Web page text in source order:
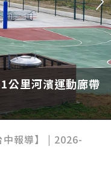
山醫大SDG3獲全球第
局：預計9月前完成
日落後仰角達全年最
畫」 推出餐飲經營與
連假西方低空上演天
攤商「亞急性腦出
協助吐瓦魯建置首
法國3比1擊敗塞內
河特展與免費劇場搶
美參賽盼各界正視
盼深化台帛水產與
醫院跨科即時診治化
」6月登場 結合永續
岸自行車道今通
報導】 | 2026-
公里河濱運動廊帶
報導】 | 2026-
台棒球場農曆年
報導】 | 2026-
盛會首度移師臺
，運彩公會慷慨頒
| 2025-08-29
最高的冠軍獎金
08-09 09:00
體育外交應聚焦於
欄 | 2025-07-08